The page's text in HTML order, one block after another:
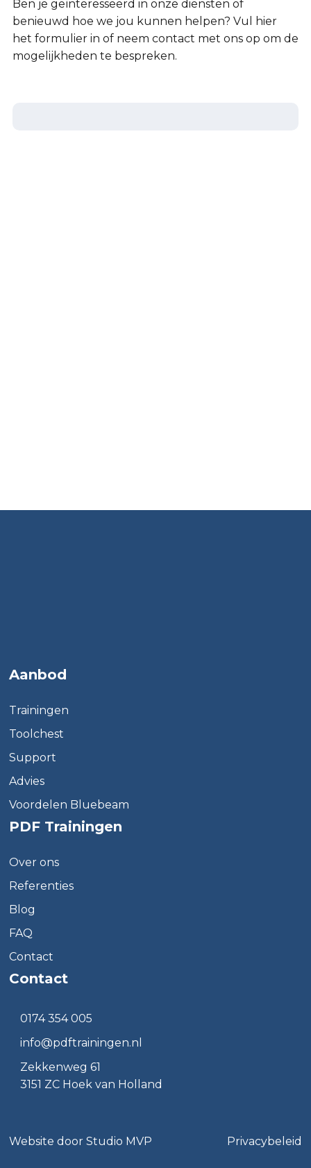
Ben je geïnteresseerd in onze diensten of
benieuwd hoe we jou kunnen helpen? Vul hier
het formulier in of neem contact met ons op om de
mogelijkheden te bespreken.
Aanbod
Trainingen
Toolchest
Support
Advies
Voordelen Bluebeam
PDF Trainingen
Over ons
Referenties
Blog
FAQ
Contact
Contact
0174 354 005
info@pdftrainingen.nl
Zekkenweg 61
3151 ZC Hoek van Holland
Website doorStudio MVP Privacybeleid